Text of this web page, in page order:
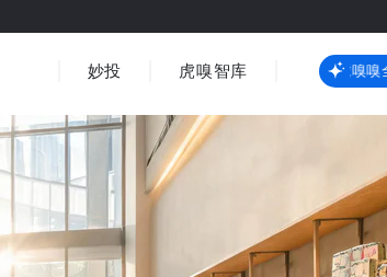
金融财经 出海
国际热点
观点
妙投 虎嗅智库 虎嗅嗅全新升级